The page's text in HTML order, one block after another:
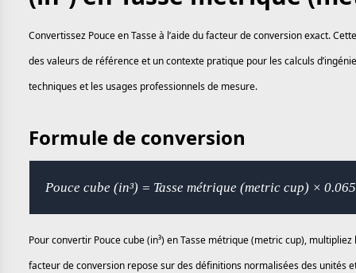
Convertissez Pouce en Tasse à l’aide du facteur de conversion exact.
des valeurs de référence et un contexte pratique pour les calculs
techniques et les usages professionnels de mesure.
Formule de conversion
Pouce cube (in³) = Tasse métrique (metric cup) ×
Pour convertir Pouce cube (in³) en Tasse métrique (metric cup),
facteur de conversion repose sur des définitions normalisées des unités